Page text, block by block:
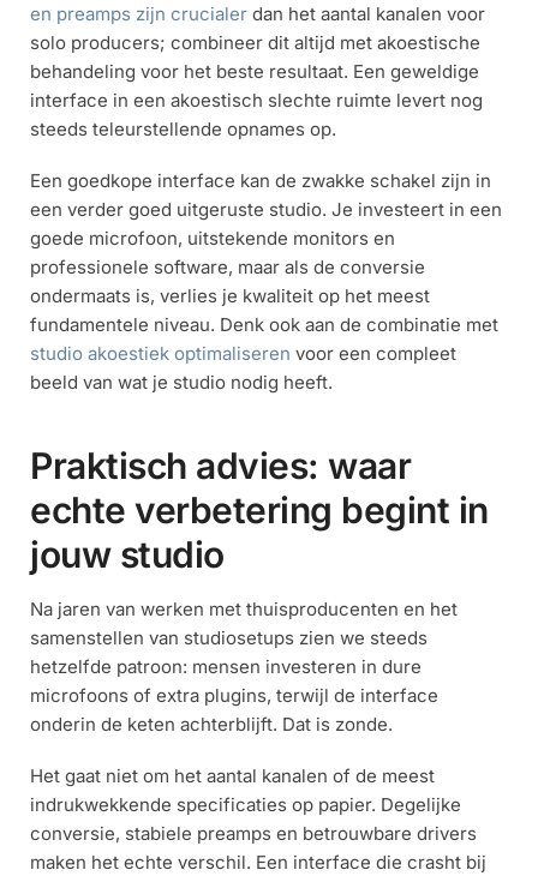
en preamps zijn crucialer dan het aantal kanalen voor
solo producers; combineer dit altijd met akoestische
behandeling voor het beste resultaat. Een geweldige
interface in een akoestisch slechte ruimte levert nog
steeds teleurstellende opnames op.
Een goedkope interface kan de zwakke schakel zijn in
een verder goed uitgeruste studio. Je investeert in een
goede microfoon, uitstekende monitors en
professionele software, maar als de conversie
ondermaats is, verlies je kwaliteit op het meest
fundamentele niveau. Denk ook aan de combinatie met
studio akoestiek optimaliseren voor een compleet
beeld van wat je studio nodig heeft.
Praktisch advies: waar
echte verbetering begint in
jouw studio
Na jaren van werken met thuisproducenten en het
samenstellen van studiosetups zien we steeds
hetzelfde patroon: mensen investeren in dure
microfoons of extra plugins, terwijl de interface
onderin de keten achterblijft. Dat is zonde.
Het gaat niet om het aantal kanalen of de meest
indrukwekkende specificaties op papier. Degelijke
conversie, stabiele preamps en betrouwbare drivers
maken het echte verschil. Een interface die crasht bij